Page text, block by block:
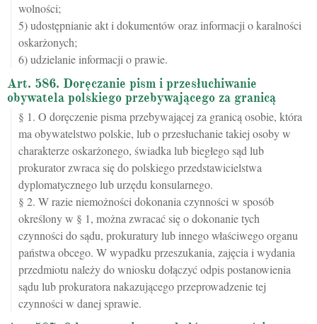
wolności;
5) udostępnianie akt i dokumentów oraz informacji o karalności
oskarżonych;
6) udzielanie informacji o prawie.
Art. 586. Doręczanie pism i przesłuchiwanie
obywatela polskiego przebywającego za granicą
§ 1. O doręczenie pisma przebywającej za granicą osobie, która
ma obywatelstwo polskie, lub o przesłuchanie takiej osoby w
charakterze oskarżonego, świadka lub biegłego sąd lub
prokurator zwraca się do polskiego przedstawicielstwa
dyplomatycznego lub urzędu konsularnego.
§ 2. W razie niemożności dokonania czynności w sposób
określony w § 1, można zwracać się o dokonanie tych
czynności do sądu, prokuratury lub innego właściwego organu
państwa obcego. W wypadku przeszukania, zajęcia i wydania
przedmiotu należy do wniosku dołączyć odpis postanowienia
sądu lub prokuratora nakazującego przeprowadzenie tej
czynności w danej sprawie.